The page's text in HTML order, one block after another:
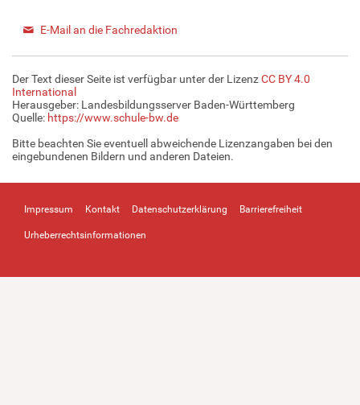
E-Mail an die Fachredaktion
Der Text dieser Seite ist verfügbar unter der LizenzCC BY 4.0
International
Herausgeber: Landesbildungsserver Baden-Württemberg
Quelle: https://www.schule-bw.de
Bitte beachten Sie eventuell abweichende Lizenzangaben bei den
eingebundenen Bildern und anderen Dateien.
Impressum Kontakt Datenschutzerklärung Barrierefreiheit
Urheberrechtsinformationen